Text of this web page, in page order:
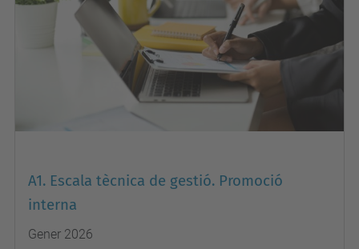
A1. Escala tècnica de gestió. Promoció
interna
Gener 2026